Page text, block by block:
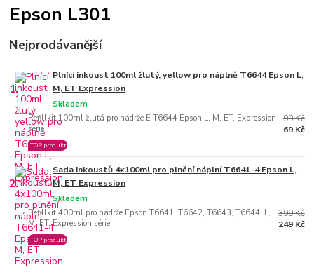
Epson L301
Nejprodávanější
1.
Plnící inkoust 100ml žlutý, yellow pro náplně T6644 Epson L,
M, ET Expression
Refillkit 100ml žlutá pro nádrže E T6644 Epson L, M, ET, Expression
série
Skladem
TOP produkt
99 Kč
69 Kč
2.
Sada inkoustů 4x100ml pro plnění náplní T6641-4 Epson L,
M, ET Expression
Refillkit 400ml pro nádrže Epson T6641, T6642, T6643, T6644, L,
M, ET, Expression série
Skladem
TOP produkt
399 Kč
249 Kč